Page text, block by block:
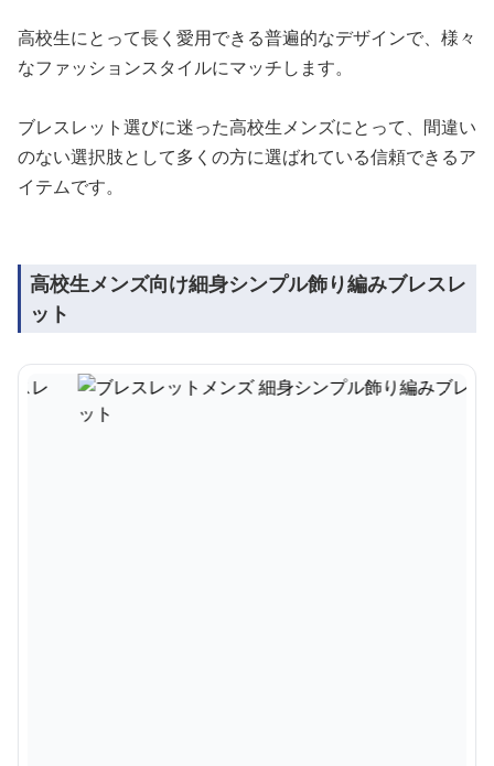
高校生にとって長く愛用できる普遍的なデザインで、様々
なファッションスタイルにマッチします。
ブレスレット選びに迷った高校生メンズにとって、間違い
のない選択肢として多くの方に選ばれている信頼できるア
イテムです。
高校生メンズ向け細身シンプル飾り編みブレスレ
ット